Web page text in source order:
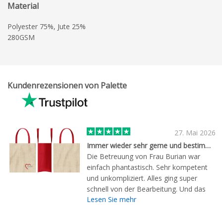
Material
Polyester 75%, Jute 25%
280GSM
Kundenrezensionen von Palette
27. Mai 2026
Immer wieder sehr gerne und bestimmt nochmals. :-)
Die Betreuung von Frau Burian war
einfach phantastisch. Sehr kompetent
und unkompliziert. Alles ging super
schnell von der Bearbeitung. Und das
Produkt gefällt uns und unseren Kunden
Lesen Sie mehr